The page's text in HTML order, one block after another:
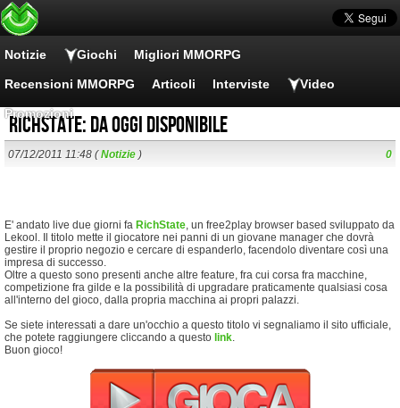
Notizie Giochi Migliori MMORPG
Recensioni MMORPG Articoli Interviste Video
Promozioni
RichState: da oggi disponibile
07/12/2011 11:48 (Notizie ) 0
E' andato live due giorni fa RichState, un free2play browser based sviluppato da
Lekool. Il titolo mette il giocatore nei panni di un giovane manager che dovrà
gestire il proprio negozio e cercare di espanderlo, facendolo diventare così una
impresa di successo.
Oltre a questo sono presenti anche altre feature, fra cui corsa fra macchine,
competizione fra gilde e la possibilità di upgradare praticamente qualsiasi cosa
all'interno del gioco, dalla propria macchina ai propri palazzi.
Se siete interessati a dare un'occhio a questo titolo vi segnaliamo il sito ufficiale,
che potete raggiungere cliccando a questo link.
Buon gioco!